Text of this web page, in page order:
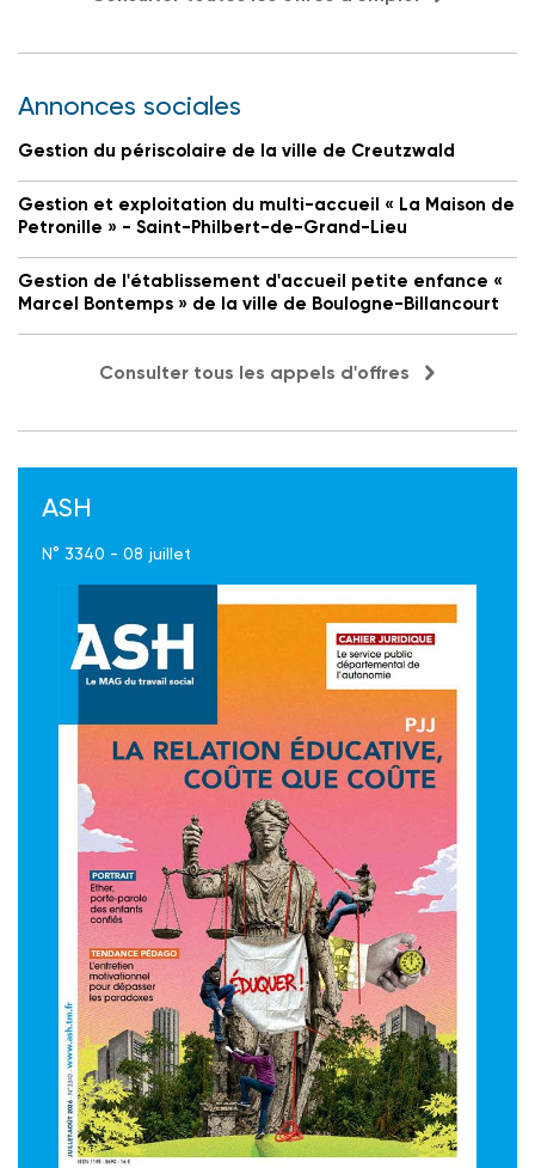
Annonces sociales
Gestion du périscolaire de la ville de Creutzwald
Gestion et exploitation du multi-accueil « La Maison de
Petronille » - Saint-Philbert-de-Grand-Lieu
Gestion de l'établissement d'accueil petite enfance «
Marcel Bontemps » de la ville de Boulogne-Billancourt
Consulter tous les appels d'offres
ASH
N° 3340 - 08 juillet